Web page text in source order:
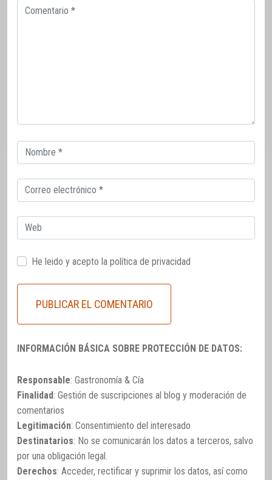
Comentario
Correo
electrónico
Correo
electrónico
Web
He leido y acepto la política de privacidad
INFORMACIÓN BÁSICA SOBRE PROTECCIÓN DE DATOS:
Responsable: Gastronomía & Cía
Finalidad: Gestión de suscripciones al blog y moderación de
comentarios
Legitimación: Consentimiento del interesado
Destinatarios: No se comunicarán los datos a terceros, salvo
por una obligación legal.
Derechos: Acceder, rectificar y suprimir los datos, así como